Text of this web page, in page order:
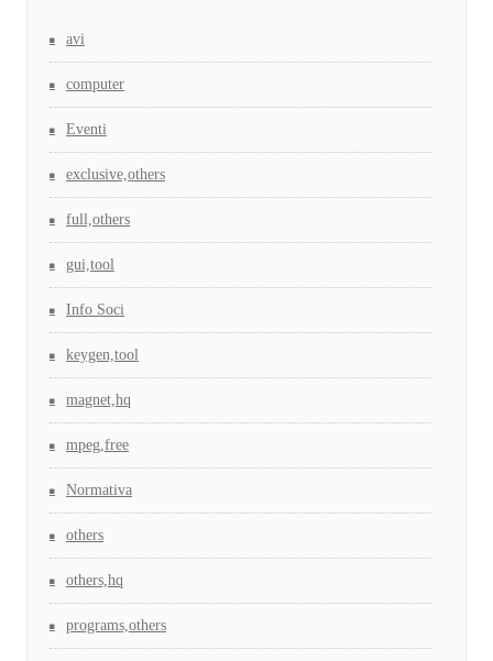
avi
computer
Eventi
exclusive,others
full,others
gui,tool
Info Soci
keygen,tool
magnet,hq
mpeg,free
Normativa
others
others,hq
programs,others